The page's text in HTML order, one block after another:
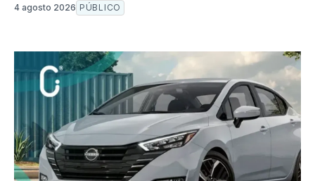
4 agosto 2026 PÚBLICO